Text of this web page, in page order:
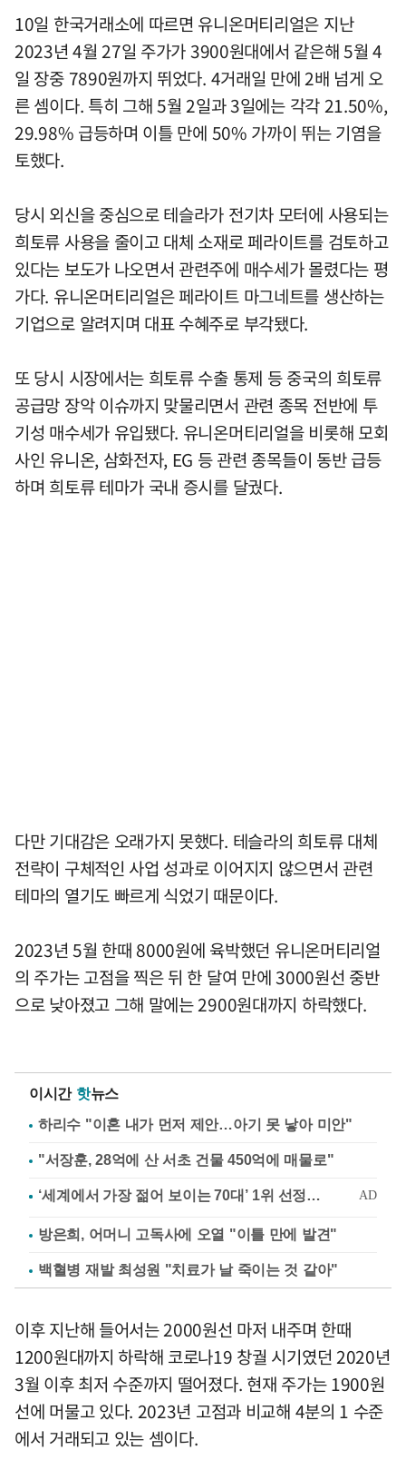
10일 한국거래소에 따르면 유니온머티리얼은 지난
2023년 4월 27일 주가가 3900원대에서 같은해 5월 4
일 장중 7890원까지 뛰었다. 4거래일 만에 2배 넘게 오
른 셈이다. 특히 그해 5월 2일과 3일에는 각각 21.50%,
29.98% 급등하며 이틀 만에 50% 가까이 뛰는 기염을
토했다.
당시 외신을 중심으로 테슬라가 전기차 모터에 사용되는
희토류 사용을 줄이고 대체 소재로 페라이트를 검토하고
있다는 보도가 나오면서 관련주에 매수세가 몰렸다는 평
가다. 유니온머티리얼은 페라이트 마그네트를 생산하는
기업으로 알려지며 대표 수혜주로 부각됐다.
또 당시 시장에서는 희토류 수출 통제 등 중국의 희토류
공급망 장악 이슈까지 맞물리면서 관련 종목 전반에 투
기성 매수세가 유입됐다. 유니온머티리얼을 비롯해 모회
사인 유니온, 삼화전자, EG 등 관련 종목들이 동반 급등
하며 희토류 테마가 국내 증시를 달궜다.
다만 기대감은 오래가지 못했다. 테슬라의 희토류 대체
전략이 구체적인 사업 성과로 이어지지 않으면서 관련
테마의 열기도 빠르게 식었기 때문이다.
2023년 5월 한때 8000원에 육박했던 유니온머티리얼
의 주가는 고점을 찍은 뒤 한 달여 만에 3000원선 중반
으로 낮아졌고 그해 말에는 2900원대까지 하락했다.
이시간 핫뉴스
하리수 "이혼 내가 먼저 제안…아기 못 낳아 미안"
"서장훈, 28억에 산 서초 건물 450억에 매물로"
방은희, 어머니 고독사에 오열 "이틀 만에 발견"
백혈병 재발 최성원 "치료가 날 죽이는 것 같아"
이후 지난해 들어서는 2000원선 마저 내주며 한때
1200원대까지 하락해 코로나19 창궐 시기였던 2020년
3월 이후 최저 수준까지 떨어졌다. 현재 주가는 1900원
선에 머물고 있다. 2023년 고점과 비교해 4분의 1 수준
에서 거래되고 있는 셈이다.